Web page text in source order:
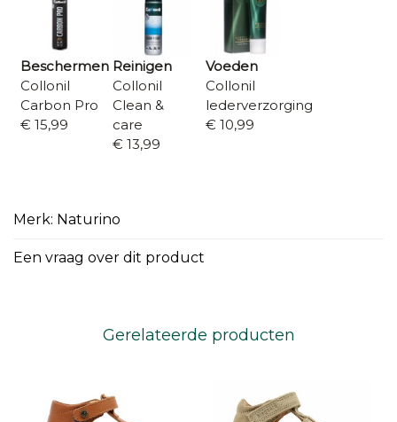
Beschermen
Collonil
Carbon Pro
€ 15,99
Reinigen
Collonil
Clean &
care
€ 13,99
Voeden
Collonil
lederverzorging
€ 10,99
Merk: Naturino
Een vraag over dit product
Gerelateerde producten